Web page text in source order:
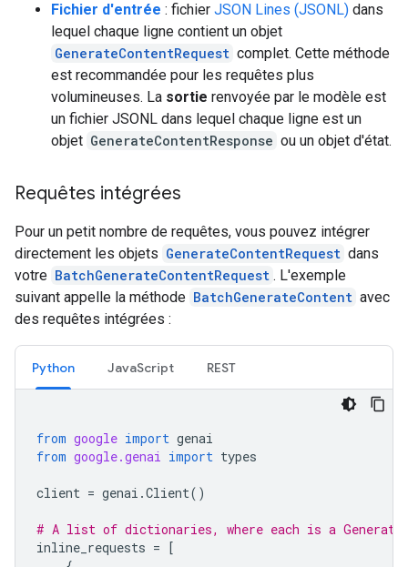
Fichier d'entrée : fichier JSON Lines (JSONL) dans
lequel chaque ligne contient un objet
GenerateContentRequest complet. Cette méthode
est recommandée pour les requêtes plus
volumineuses. La sortie renvoyée par le modèle est
un fichier JSONL dans lequel chaque ligne est un
objet GenerateContentResponse ou un objet d'état.
Requêtes intégrées
Pour un petit nombre de requêtes, vous pouvez intégrer
directement les objets GenerateContentRequest dans
votre BatchGenerateContentRequest . L'exemple
suivant appelle la méthode BatchGenerateContent avec
des requêtes intégrées :
Python JavaScript REST
from google import genai
from google.genai import types
client = genai .Client()
# A list of dictionaries, where each is a
inline_requests = [